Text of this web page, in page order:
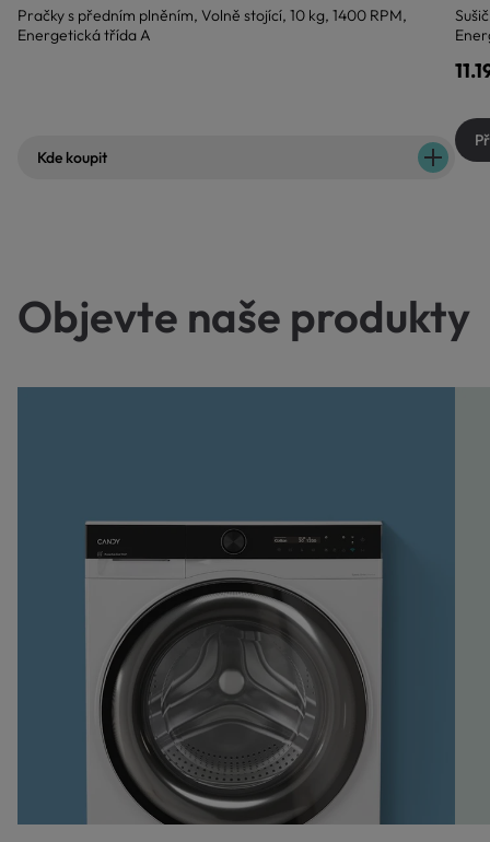
Pračky s předním plněním, Volně stojící, 10 kg, 1400 RPM,
Energetická třída A
Kde koupit
Objevte naše produkty